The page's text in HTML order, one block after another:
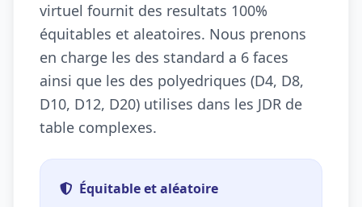
virtuel fournit des resultats 100%
équitables et aleatoires. Nous prenons
en charge les des standard a 6 faces
ainsi que les des polyedriques (D4, D8,
D10, D12, D20) utilises dans les JDR de
table complexes.
Équitable et aléatoire